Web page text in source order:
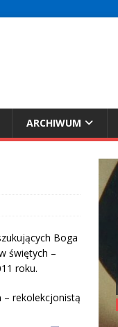
ARCHIWUM
Boga
świętych –
roku.
– rekolekcjonistą